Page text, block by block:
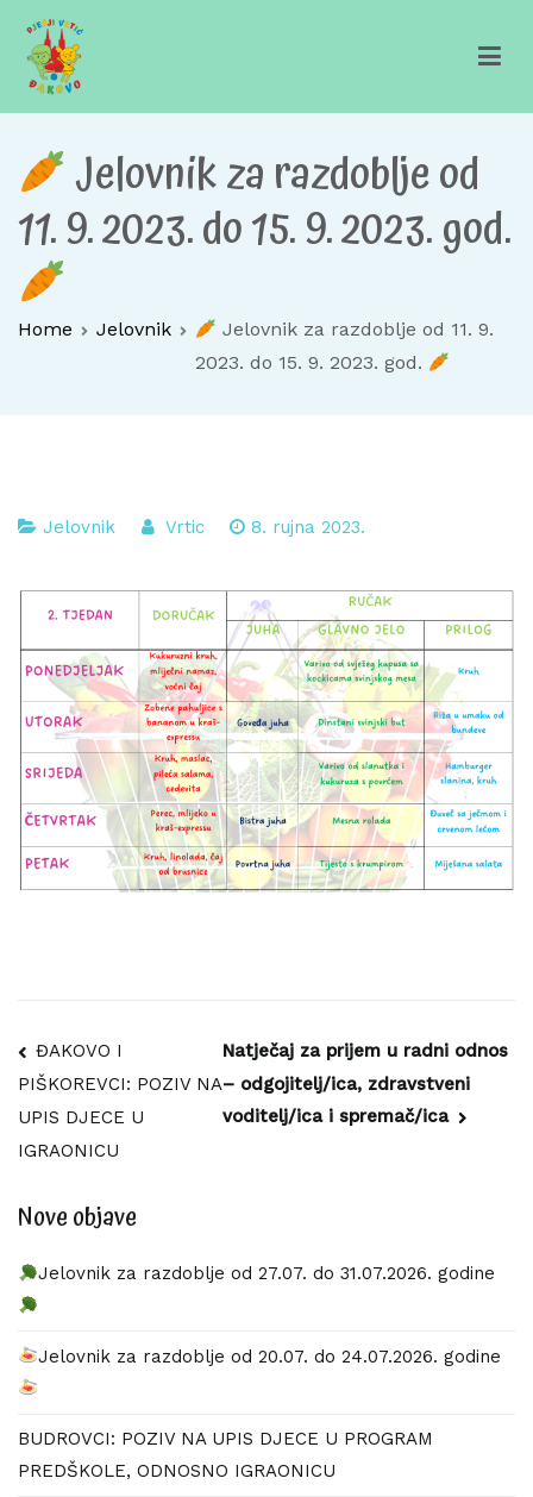
content
Dječji vrtić Đakovo
Za sretno djetinjstvo
Jelovnik za razdoblje od
11. 9. 2023. do 15. 9. 2023. god.
Home Jelovnik
Jelovnik za razdoblje od 11. 9.
2023. do 15. 9. 2023. god.
Jelovnik Vrtic 8. rujna 2023.
Navigacija
objava
ĐAKOVO I
PIŠKOREVCI: POZIV NA
UPIS DJECE U
IGRAONICU
Natječaj za prijem u radni odnos
– odgojitelj/ica, zdravstveni
voditelj/ica i spremač/ica
Nove objave
Jelovnik za razdoblje od 27.07. do 31.07.2026. godine
Jelovnik za razdoblje od 20.07. do 24.07.2026. godine
BUDROVCI: POZIV NA UPIS DJECE U PROGRAM
PREDŠKOLE, ODNOSNO IGRAONICU